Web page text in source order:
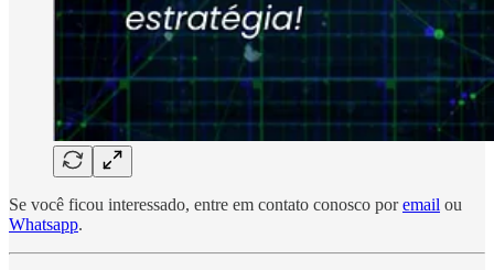
Se você ficou interessado, entre em contato conosco poremail ou
Whatsapp.